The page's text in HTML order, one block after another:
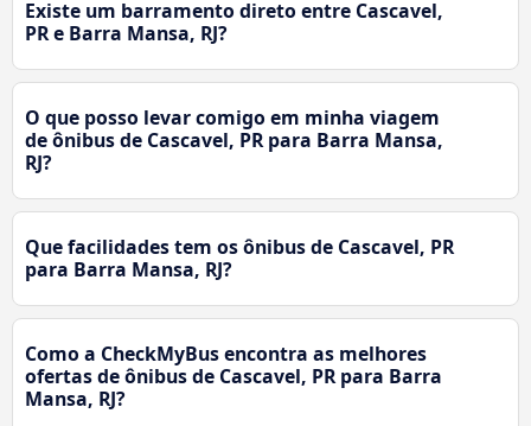
Existe um barramento direto entre Cascavel,
PR e Barra Mansa, RJ?
O que posso levar comigo em minha viagem
de ônibus de Cascavel, PR para Barra Mansa,
RJ?
Que facilidades tem os ônibus de Cascavel, PR
para Barra Mansa, RJ?
Como a CheckMyBus encontra as melhores
ofertas de ônibus de Cascavel, PR para Barra
Mansa, RJ?